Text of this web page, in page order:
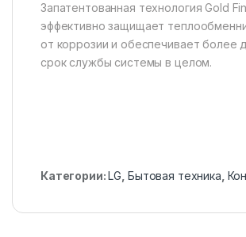
Запатентованная технология Gold
эффективно защищает
от коррозии и обеспечивает более
срок службы системы в целом.
Категории:LG Бытовая техника